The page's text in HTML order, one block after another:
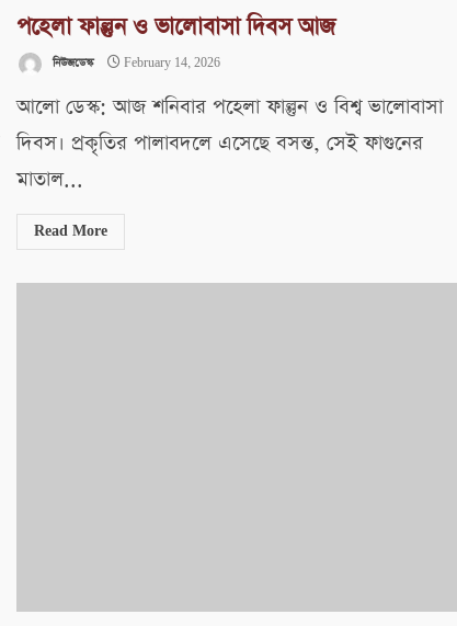
পহেলা ফাল্গুন ও ভালোবাসা দিবস আজ
নিউজডেস্ক February 14, 2026
আলো ডেস্ক: আজ শনিবার পহেলা ফাল্গুন ও বিশ্ব ভালোবাসা
দিবস। প্রকৃতির পালাবদলে এসেছে বসন্ত, সেই ফাগুনের
মাতাল...
Read More